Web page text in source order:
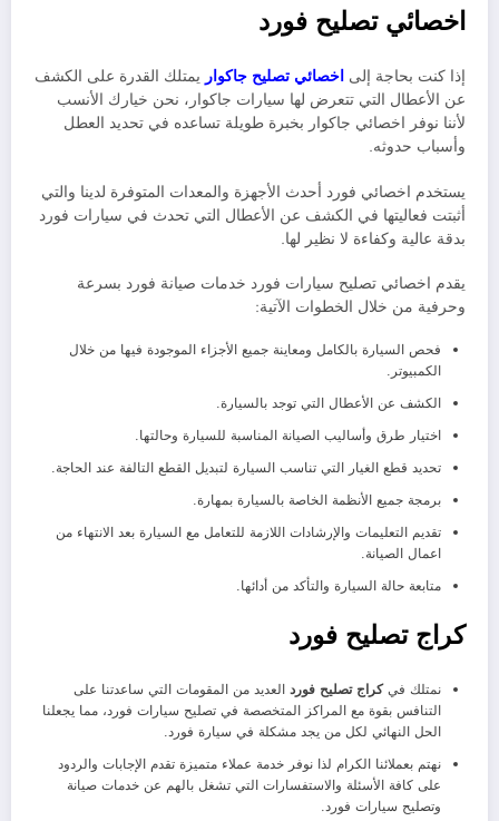
اخصائي تصليح فورد
إذا كنت بحاجة إلى اخصائي تصليح جاكوار يمتلك القدرة على الكشف
عن الأعطال التي تتعرض لها سيارات جاكوار، نحن خيارك الأنسب
لأننا نوفر اخصائي جاكوار بخبرة طويلة تساعده في تحديد العطل
وأسباب حدوثه.
يستخدم اخصائي فورد أحدث الأجهزة والمعدات المتوفرة لدينا والتي
أثبتت فعاليتها في الكشف عن الأعطال التي تحدث في سيارات فورد
بدقة عالية وكفاءة لا نظير لها.
يقدم اخصائي تصليح سيارات فورد خدمات صيانة فورد بسرعة
وحرفية من خلال الخطوات الآتية:
فحص السيارة بالكامل ومعاينة جميع الأجزاء الموجودة فيها من خلال
الكمبيوتر.
الكشف عن الأعطال التي توجد بالسيارة.
اختيار طرق وأساليب الصيانة المناسبة للسيارة وحالتها.
تحديد قطع الغيار التي تناسب السيارة لتبديل القطع التالفة عند الحاجة.
برمجة جميع الأنظمة الخاصة بالسيارة بمهارة.
تقديم التعليمات والإرشادات اللازمة للتعامل مع السيارة بعد الانتهاء من
اعمال الصيانة.
متابعة حالة السيارة والتأكد من أدائها.
كراج تصليح فورد
نمتلك فيكراج تصليح فورد العديد من المقومات التي ساعدتنا على
التنافس بقوة مع المراكز المتخصصة في تصليح سيارات فورد، مما يجعلنا
الحل النهائي لكل من يجد مشكلة في سيارة فورد.
نهتم بعملائنا الكرام لذا نوفر خدمة عملاء متميزة تقدم الإجابات والردود
على كافة الأسئلة والاستفسارات التي تشغل بالهم عن خدمات صيانة
وتصليح سيارات فورد.